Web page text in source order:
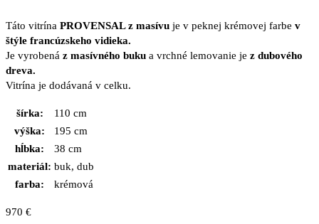
Táto vitrína PROVENSAL z masívu je v peknej krémovej farbe v
štýle francúzskeho vidieka.
Je vyrobená z masívného buku a vrchné lemovanie je z dubového
dreva.
Vitrína je dodávaná v celku.
šírka:
110 cm
výška:
195 cm
hĺbka:
38 cm
materiál: buk, dub
farba:
krémová
970 €